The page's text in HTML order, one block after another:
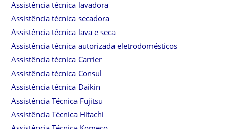
Assistência técnica lavadora
Assistência técnica secadora
Assistência técnica lava e seca
Assistência técnica autorizada eletrodomésticos
Assistência técnica Carrier
Assistência técnica Consul
Assistência técnica Daikin
Assistência Técnica Fujitsu
Assistência Técnica Hitachi